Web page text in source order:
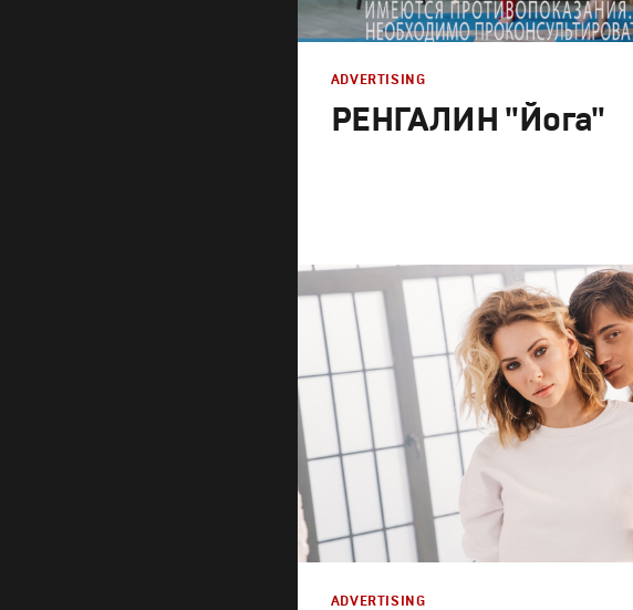
РЕНГАЛИН "Йога"
Advertising
Креатив Продакшн
ADVERTISING
ADVERTISING